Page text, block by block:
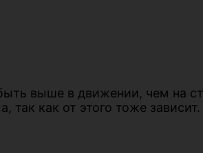
выше в движении, чем на
как от этого тоже